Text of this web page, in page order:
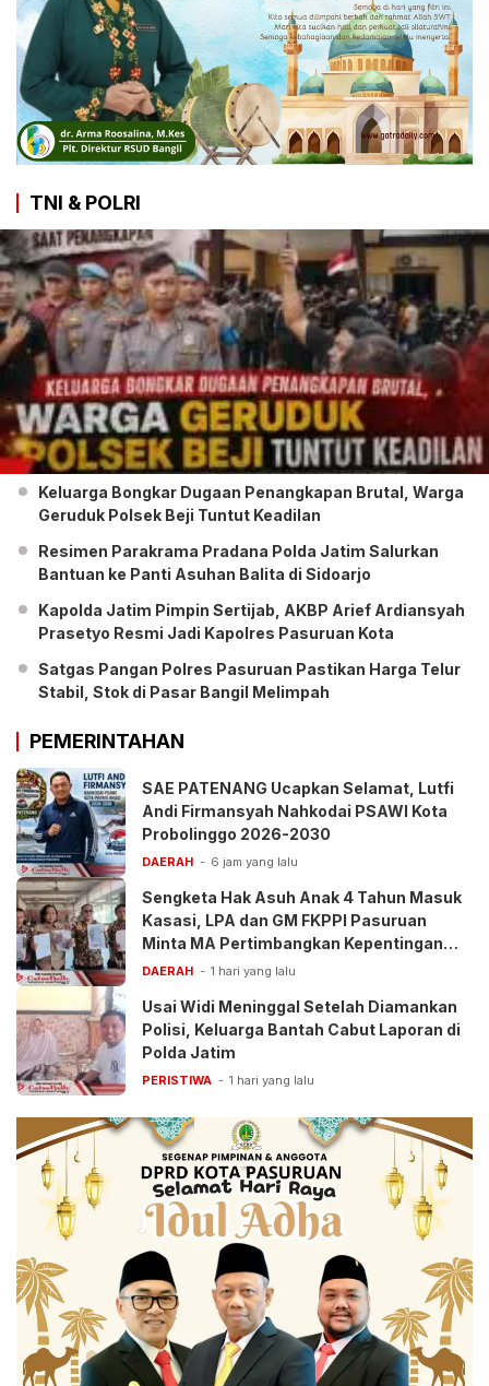
TNI & POLRI
Keluarga Bongkar Dugaan Penangkapan Brutal, Warga
Geruduk Polsek Beji Tuntut Keadilan
Resimen Parakrama Pradana Polda Jatim Salurkan
Bantuan ke Panti Asuhan Balita di Sidoarjo
Kapolda Jatim Pimpin Sertijab, AKBP Arief Ardiansyah
Prasetyo Resmi Jadi Kapolres Pasuruan Kota
Satgas Pangan Polres Pasuruan Pastikan Harga Telur
Stabil, Stok di Pasar Bangil Melimpah
PEMERINTAHAN
SAE PATENANG Ucapkan Selamat, Lutfi
Andi Firmansyah Nahkodai PSAWI Kota
Probolinggo 2026-2030
DAERAH 6 jam yang lalu
Sengketa Hak Asuh Anak 4 Tahun Masuk
Kasasi, LPA dan GM FKPPI Pasuruan
Minta MA Pertimbangkan Kepentingan
Anak
DAERAH 1 hari yang lalu
Usai Widi Meninggal Setelah Diamankan
Polisi, Keluarga Bantah Cabut Laporan di
Polda Jatim
PERISTIWA 1 hari yang lalu